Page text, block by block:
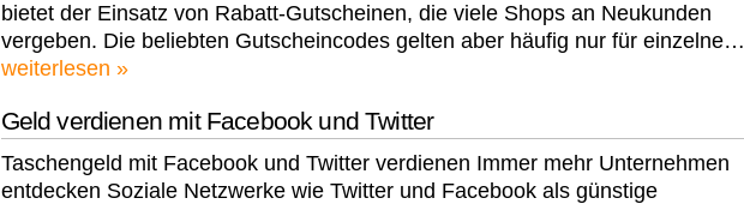
bietet der Einsatz von Rabatt-Gutscheinen, die viele Shops an Neukunden
vergeben. Die beliebten Gutscheincodes gelten aber häufig nur für einzelne…
weiterlesen »
Geld verdienen mit Facebook und Twitter
Taschengeld mit Facebook und Twitter verdienen Immer mehr Unternehmen
entdecken Soziale Netzwerke wie Twitter und Facebook als günstige